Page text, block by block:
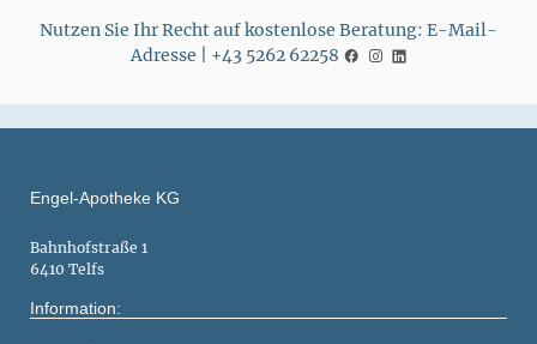
Nutzen Sie Ihr Recht auf kostenlose Beratung: E-Mail-
Adresse | +43 5262 62258
Engel-Apotheke KG
Bahnhofstraße 1
6410 Telfs
Information: